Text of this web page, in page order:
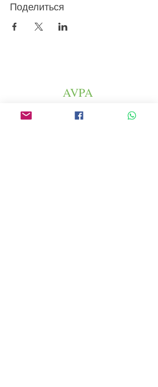
Поделиться
AVPA
Агентство по продвижению
сельскохозяйственной продукции